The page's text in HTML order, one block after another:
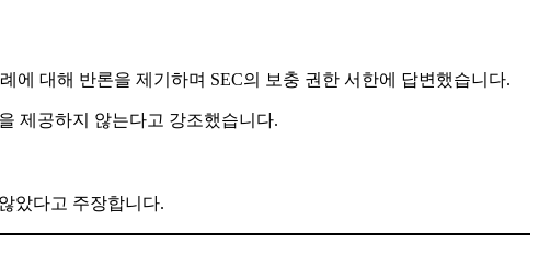
에 대해 반론을 제기하며 SEC의 보충 권한 서한에 답변했습니다.
제공하지 않는다고 강조했습니다.
았다고 주장합니다.